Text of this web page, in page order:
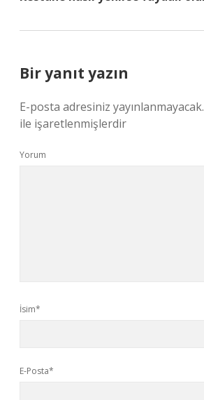
Bir yanıt yazın
E-posta adresiniz yayınlanmayacak.
ile işaretlenmişlerdir
Yorum
İsim*
E-Posta*